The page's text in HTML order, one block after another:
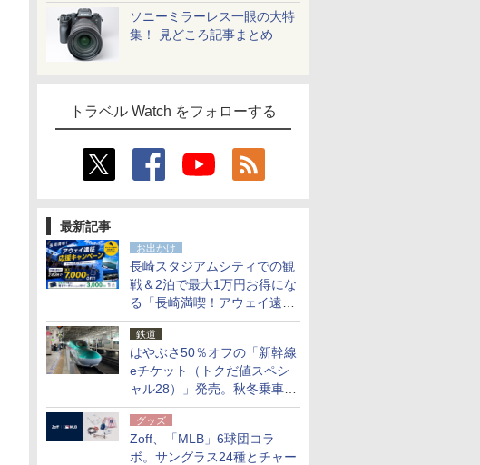
ソニーミラーレス一眼の大特
集！ 見どころ記事まとめ
トラベル Watch をフォローする
最新記事
お出かけ
長崎スタジアムシティでの観
戦＆2泊で最大1万円お得にな
る「長崎満喫！アウェイ遠征
応援キャンペーン」
鉄道
はやぶさ50％オフの「新幹線
eチケット（トクだ値スペシ
ャル28）」発売。秋冬乗車
分、えきねっと限定
グッズ
Zoff、「MLB」6球団コラ
ボ。サングラス24種とチャー